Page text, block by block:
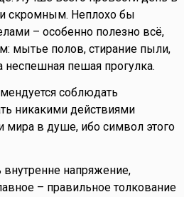
скромным. Неплохо бы
– особенно полезно всё,
мытье полов, стирание пыли,
неспешная пешая прогулка.
соблюдать
никакими действиями
мира в душе, ибо символ этого
внутренне напряжение,
– правильное толкование